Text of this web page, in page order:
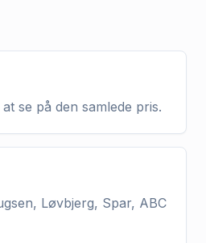
se på den samlede pris.
Løvbjerg, Spar, ABC